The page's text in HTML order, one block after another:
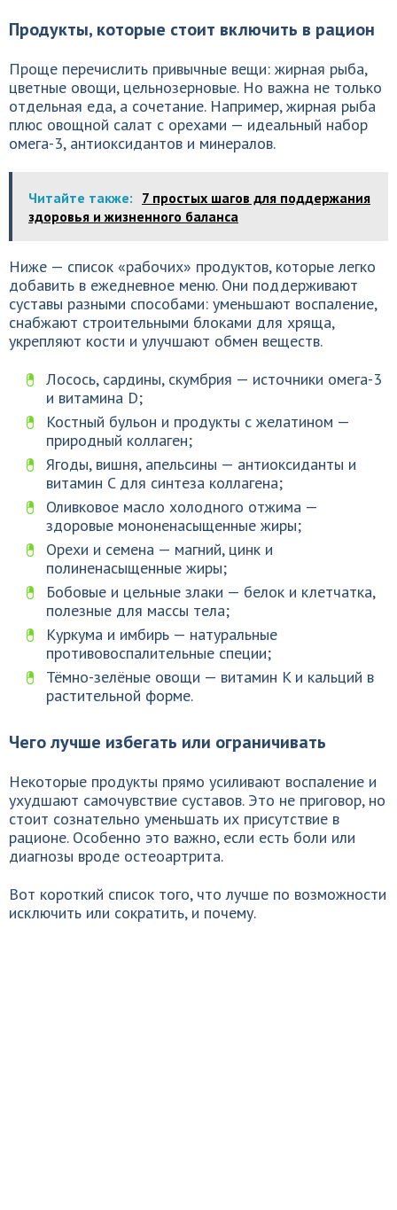
Продукты, которые стоит включить в рацион
Проще перечислить привычные вещи: жирная рыба,
цветные овощи, цельнозерновые. Но важна не только
отдельная еда, а сочетание. Например, жирная рыба
плюс овощной салат с орехами — идеальный набор
омега-3, антиоксидантов и минералов.
Читайте также: 7 простых шагов для поддержания
здоровья и жизненного баланса
Ниже — список «рабочих» продуктов, которые легко
добавить в ежедневное меню. Они поддерживают
суставы разными способами: уменьшают воспаление,
снабжают строительными блоками для хряща,
укрепляют кости и улучшают обмен веществ.
Лосось, сардины, скумбрия — источники омега-3
и витамина D;
Костный бульон и продукты с желатином —
природный коллаген;
Ягоды, вишня, апельсины — антиоксиданты и
витамин C для синтеза коллагена;
Оливковое масло холодного отжима —
здоровые мононенасыщенные жиры;
Орехи и семена — магний, цинк и
полиненасыщенные жиры;
Бобовые и цельные злаки — белок и клетчатка,
полезные для массы тела;
Куркума и имбирь — натуральные
противовоспалительные специи;
Тёмно-зелёные овощи — витамин K и кальций в
растительной форме.
Чего лучше избегать или ограничивать
Некоторые продукты прямо усиливают воспаление и
ухудшают самочувствие суставов. Это не приговор, но
стоит сознательно уменьшать их присутствие в
рационе. Особенно это важно, если есть боли или
диагнозы вроде остеоартрита.
Вот короткий список того, что лучше по возможности
исключить или сократить, и почему.